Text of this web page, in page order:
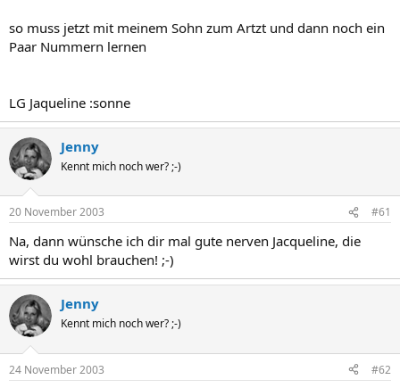
so muss jetzt mit meinem Sohn zum Artzt und dann noch ein
Paar Nummern lernen
LG Jaqueline :sonne
Jenny
Kennt mich noch wer? ;-)
20 November 2003 #61
Na, dann wünsche ich dir mal gute nerven Jacqueline, die
wirst du wohl brauchen! ;-)
Jenny
Kennt mich noch wer? ;-)
24 November 2003 #62